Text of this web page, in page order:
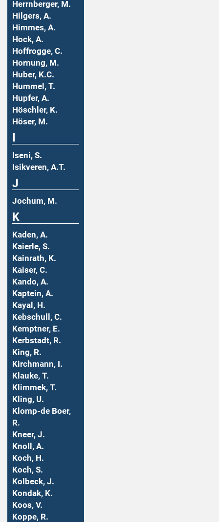
Herrnberger, M.
Hilgers, A.
Himmes, A.
Hock, A.
Hoffrogge, C.
Hornung, M.
Huber, K.C.
Hummel, T.
Hupfer, A.
Höschler, K.
Höser, M.
Iseni, S.
Isikveren, A.T.
J
Jochum, M.
K
Kaden, A.
Kaierle, S.
Kainrath, K.
Kaiser, C.
Kando, A.
Kaptein, A.
Kayal, H.
Kebschull, C.
Kemptner, E.
Kerbstadt, R.
King, R.
Kirchmann, I.
Klauke, T.
Klimmek, T.
Kling, U.
Klomp-de Boer,
R.
Kneer, J.
Knoll, A.
Koch, H.
Koch, S.
Kolbeck, J.
Kondak, K.
Koos, V.
Koppe, R.